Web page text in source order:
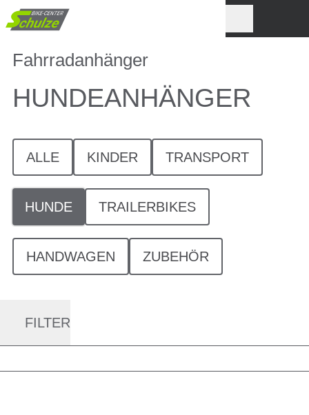
Fahrradanhänger
HUNDEANHÄNGER
ALLE KINDER TRANSPORT
HUNDE TRAILERBIKES
HANDWAGEN ZUBEHÖR
FILTER